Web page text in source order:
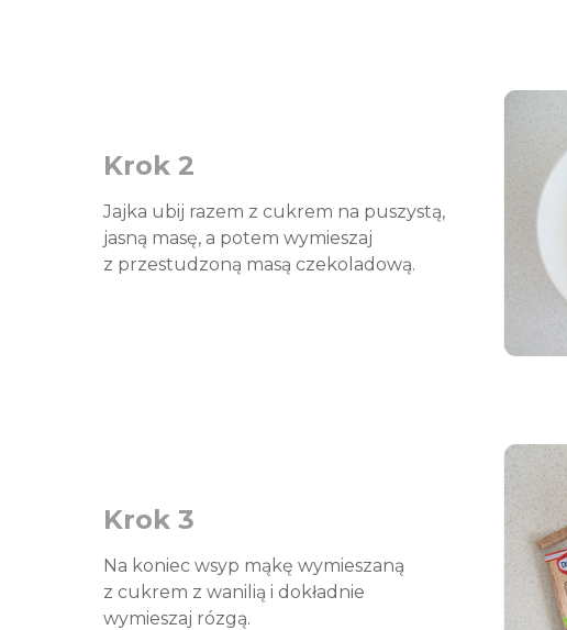
Krok 2
Jajka ubij razem z cukrem na puszystą,
jasną masę, a potem wymieszaj
z przestudzoną masą czekoladową.
Krok 3
Na koniec wsyp mąkę wymieszaną
z cukrem z wanilią i dokładnie
wymieszaj rózgą.